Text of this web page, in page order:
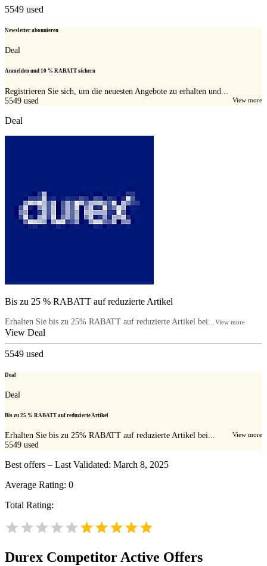
5549 used
Newsletter abonnieren
Deal
Anmelden und 10 % RABATT sichern
Registrieren Sie sich, um die neuesten Angebote zu erhalten und...
View more
5549 used
Deal
Bis zu 25 % RABATT auf reduzierte Artikel
Erhalten Sie bis zu 25% RABATT auf reduzierte Artikel bei... View more
View Deal
5549 used
Deal
Deal
Bis zu 25 % RABATT auf reduzierte Artikel
Erhalten Sie bis zu 25% RABATT auf reduzierte Artikel bei... View more
5549 used
Best offers – Last Validated: March 8, 2025
Average Rating: 0
Total Rating:
Durex Competitor Active Offers